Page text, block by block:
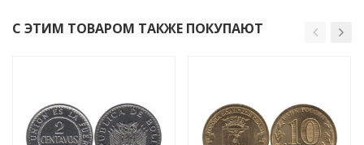
С ЭТИМ ТОВАРОМ ТАКЖЕ ПОКУПАЮТ